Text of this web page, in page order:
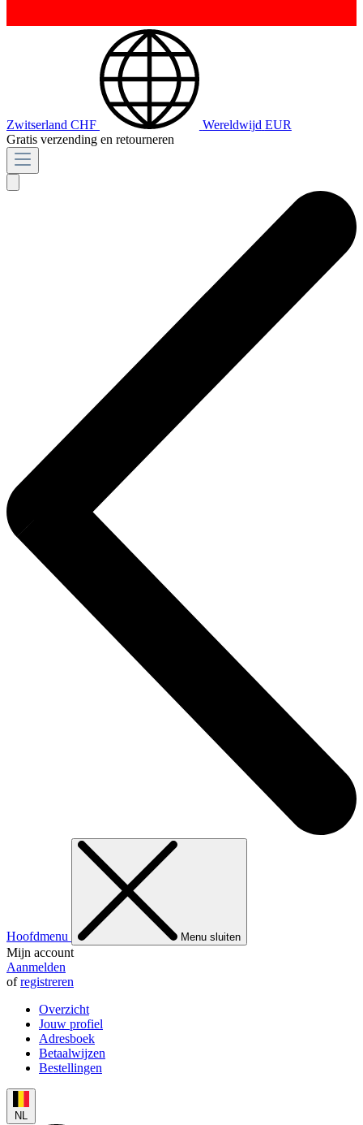
Zwitserland CHF Wereldwijd EUR
Gratis verzending en retourneren
Hoofdmenu Menu sluiten
Mijn account
Aanmelden
ofregistreren
Overzicht
Jouw profiel
Adresboek
Betaalwijzen
Bestellingen
NL